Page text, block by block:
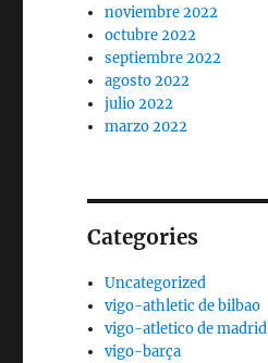
noviembre 2022
octubre 2022
septiembre 2022
agosto 2022
julio 2022
marzo 2022
Categories
Uncategorized
vigo-athletic de bilbao
vigo-atletico de madrid
vigo-barça